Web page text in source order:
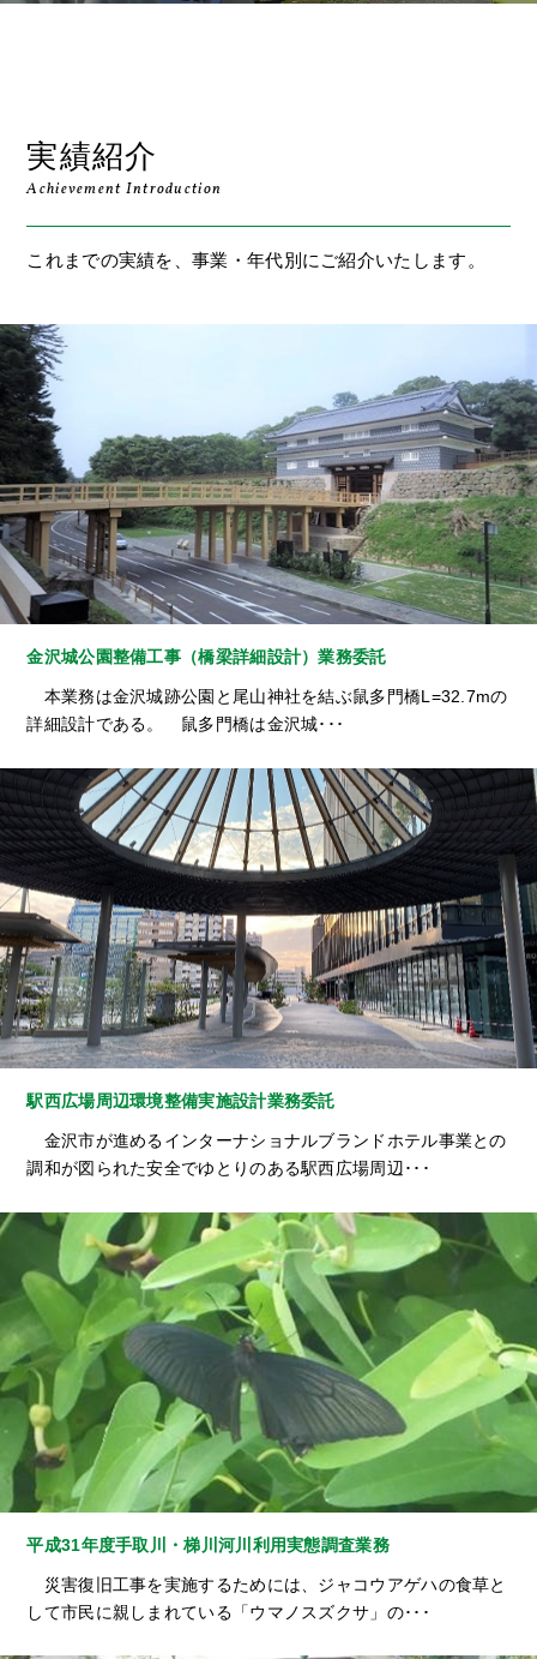
実績紹介
Achievement Introduction
これまでの実績を、事業・年代別にご紹介いたします。
金沢城公園整備工事（橋梁詳細設計）業務委託
本業務は金沢城跡公園と尾山神社を結ぶ鼠多門橋L=32.7mの
詳細設計である。 鼠多門橋は金沢城･･･
駅西広場周辺環境整備実施設計業務委託
金沢市が進めるインターナショナルブランドホテル事業との
調和が図られた安全でゆとりのある駅西広場周辺･･･
平成31年度手取川・梯川河川利用実態調査業務
災害復旧工事を実施するためには、ジャコウアゲハの食草と
して市民に親しまれている「ウマノスズクサ」の･･･